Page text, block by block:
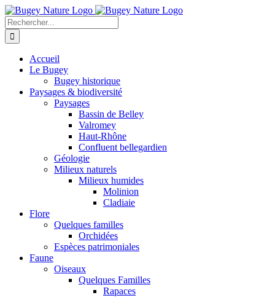
Passer
au
contenu
Rechercher:
Accueil
Le Bugey
Bugey historique
Paysages & biodiversité
Paysages
Bassin de Belley
Valromey
Haut-Rhône
Confluent bellegardien
Géologie
Milieux naturels
Milieux humides
Molinion
Cladiaie
Flore
Quelques familles
Orchidées
Espèces patrimoniales
Faune
Oiseaux
Quelques Familles
Rapaces
Panneau de gestion des cookies